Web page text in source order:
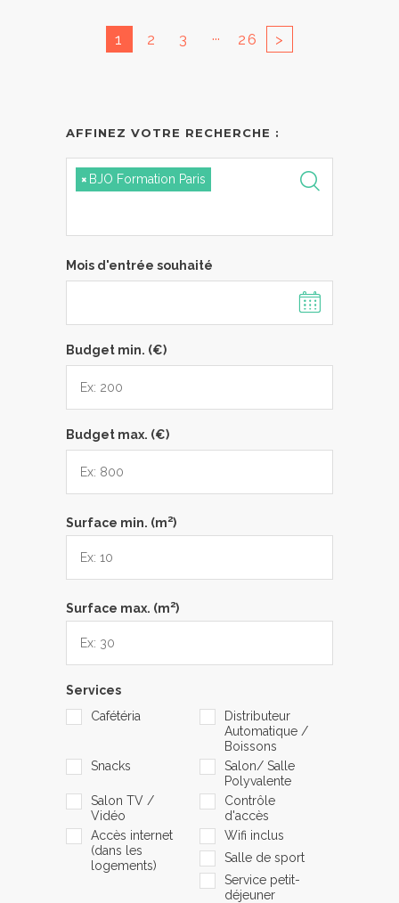
1 2 3 ... 26 >
AFFINEZ VOTRE RECHERCHE :
× BJO Formation Paris
Mois d'entrée souhaité
Budget min. (€)
Budget max. (€)
Surface min. (m2)
Surface max. (m2)
Services
Cafétéria
Distributeur
Automatique /
Boissons
Snacks
Salon/ Salle
Polyvalente
Salon TV /
Vidéo
Contrôle
d'accès
Accès internet
(dans les
logements)
Wifi inclus
Salle de sport
Service petit-
déjeuner